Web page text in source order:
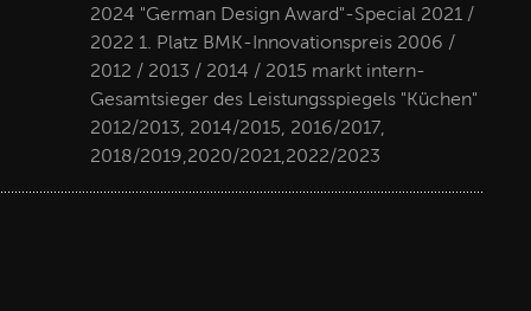
2024 "German Design Award"-Special 2021 /
2022 1. Platz BMK-Innovationspreis 2006 /
2012 / 2013 / 2014 / 2015 markt intern-
Gesamtsieger des Leistungsspiegels "Küchen"
2012/2013, 2014/2015, 2016/2017,
2018/2019,2020/2021,2022/2023